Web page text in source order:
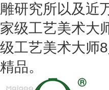
雕研究所以及近
家级工艺美术大
级工艺美术大师
精品。